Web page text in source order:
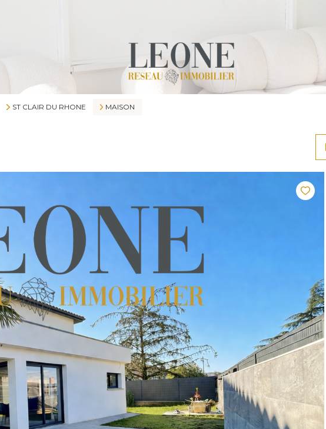
ST CLAIR DU RHONE MAISON